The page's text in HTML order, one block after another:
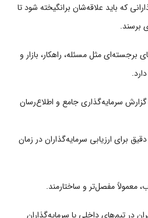
که باید علاقه‌شان برانگیخته شود تا
برسند.
برجسته‌ای مثل مسئله، راهکار، بازار و
سرمایه‌گذاری جامع و اطلاع‌رسان
دقیق برای ارزیابی سرمایه‌گذاران در زمان
معمولاً مفصل‌تر و ساختارمند.
در تیم‌های داخلی یا سرمایه‌گذاران